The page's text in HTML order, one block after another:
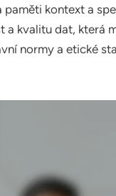
paměti kontext a
kvalitu dat, která
normy a etické